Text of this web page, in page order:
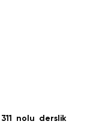
nolu derslik